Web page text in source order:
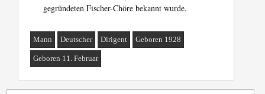
gegründeten Fischer-Chöre bekannt wurde.
Mann Deutscher Dirigent Geboren 1928
Geboren 11. Februar